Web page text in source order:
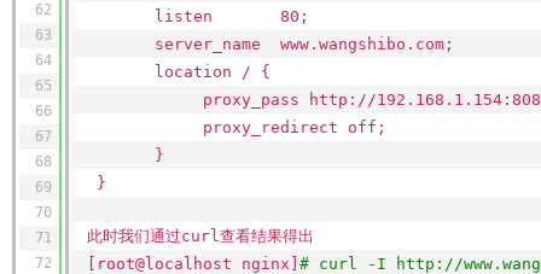
62
63
64
65
66
67
68
69
70
71
72
listen 80;
server_name www.wangshibo.com;
location / {
proxy_pass http: //192
proxy_redirect off;
}
}
此时我们通过curl查看结果得出
[root@localhost nginx] # curl -I http://